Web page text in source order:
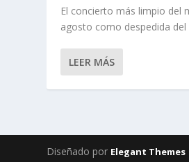
El concierto más limpio del
agosto como despedida del
LEER MÁS
Diseñado por Elegant Themes